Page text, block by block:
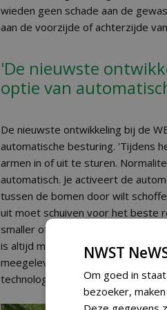
wieden geen schade aan de
aan de voorzijde of achterzijde
'De nieuwste
optie van
De nieuwste ontwikkeling bij de
automatische besturing. 'Tijdens
armen in of uit te sturen.
automatisch. Je activeert de
tussen de bomen door wilt
uit moet schuiven voor het beste
smaller of breder, hij corrigeert
is altijd mogelijk de automatische
meegeleverde bedieningskast. De
technologie zijn dit seizoen al
NWST
Om goed in
bezoeker,